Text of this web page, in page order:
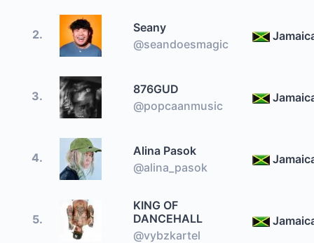
2.
Seany
@seandoesmagic
3.
876GUD
@popcaanmusic
4.
Alina Pasok
@alina_pasok
5.
KING OF
DANCEHALL
@vybzkartel